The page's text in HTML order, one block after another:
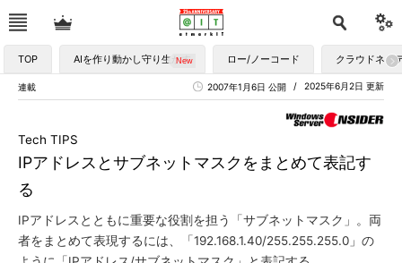
TOP AIを作り動かし守り生かす ロー/ノーコード クラウドネイ
連載 2025年6月2日 更新
2007年1月6日 公開
IPアドレスとサブネットマスクをまとめて表記す
る
Tech TIPS
IPアドレスとともに重要な役割を担う「サブネットマスク」。両
者をまとめて表現するには、「192.168.1.40/255.255.255.0」の